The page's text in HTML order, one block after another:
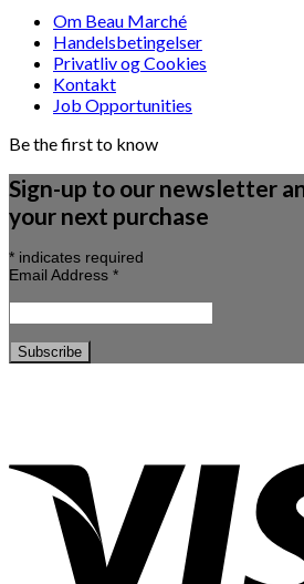
Om Beau Marché
Handelsbetingelser
Privatliv og Cookies
Kontakt
Job Opportunities
Be the first to know
Sign-up to our newsletter
your next purchase
* indicates required
Email Address *